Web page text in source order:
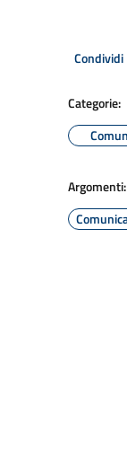
Condividi
Categorie:
Argomenti: